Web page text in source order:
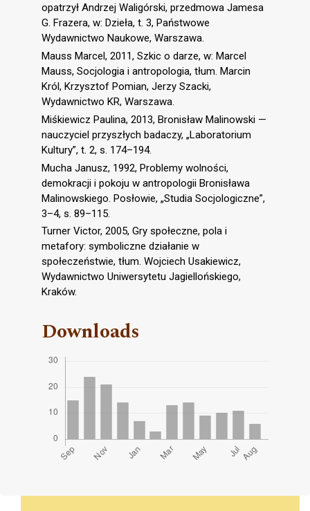
opatrzył Andrzej Waligórski, przedmowa Jamesa
G. Frazera, w: Dzieła, t. 3, Państwowe
Wydawnictwo Naukowe, Warszawa.
Mauss Marcel, 2011, Szkic o darze, w: Marcel
Mauss, Socjologia i antropologia, tłum. Marcin
Król, Krzysztof Pomian, Jerzy Szacki,
Wydawnictwo KR, Warszawa.
Miśkiewicz Paulina, 2013, Bronisław Malinowski —
nauczyciel przyszłych badaczy, „Laboratorium
Kultury”, t. 2, s. 174–194.
Mucha Janusz, 1992, Problemy wolności,
demokracji i pokoju w antropologii Bronisława
Malinowskiego. Posłowie, „Studia Socjologiczne”,
3–4, s. 89–115.
Turner Victor, 2005, Gry społeczne, pola i
metafory: symboliczne działanie w
społeczeństwie, tłum. Wojciech Usakiewicz,
Wydawnictwo Uniwersytetu Jagiellońskiego,
Kraków.
Downloads